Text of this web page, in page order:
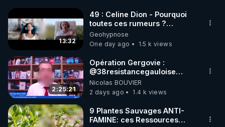
13:32
49 : Celine Dion - Pourquoi
toutes ces rumeurs ?
Enquête sous hypnose
Geohypnose
One day ago
1.5 k views
2:25:21
Opération Gergovie :
‪@38resistancegauloise‬
‪@MarionSigautOfficiel‬
‪@gladysriifard5710‬ Laëtitia
Nicolas BOUVIER
2 days ago
1.4 k views
9 Plantes Sauvages ANTI-
FAMINE: ces Ressources